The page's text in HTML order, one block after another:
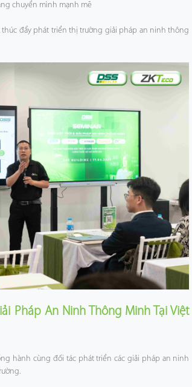
chuyển mình mạnh mẽ
thúc đẩy phát triển thị trường giải pháp an ninh thông
Pháp An Ninh Thông Minh Tại Việt
hành cùng đối tác phát triển các giải pháp an ninh